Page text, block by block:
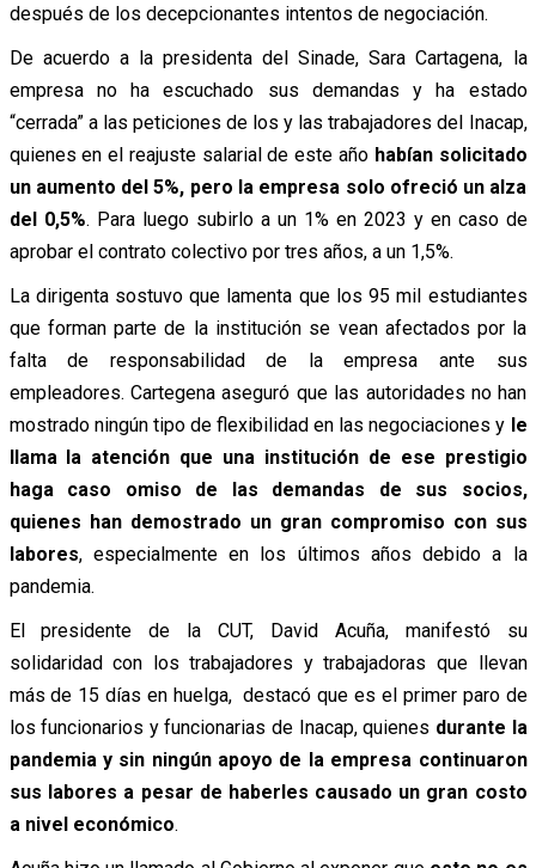
después de los decepcionantes intentos de negociación.
De acuerdo a la presidenta del Sinade, Sara Cartagena, la
empresa no ha escuchado sus demandas y ha estado
“cerrada” a las peticiones de los y las trabajadores del Inacap,
quienes en el reajuste salarial de este añohabían solicitado
un aumento del 5%, pero la empresa solo ofreció un alza
del 0,5%. Para luego subirlo a un 1% en 2023 y en caso de
aprobar el contrato colectivo por tres años, a un 1,5%.
La dirigenta sostuvo que lamenta que los 95 mil estudiantes
que forman parte de la institución se vean afectados por la
falta de responsabilidad de la empresa ante sus
empleadores. Cartegena aseguró que las autoridades no han
mostrado ningún tipo de flexibilidad en las negociaciones y le
llama la atención que una institución de ese prestigio
haga caso omiso de las demandas de sus socios,
quienes han demostrado un gran compromiso con sus
labores, especialmente en los últimos años debido a la
pandemia.
El presidente de la CUT, David Acuña, manifestó su
solidaridad con los trabajadores y trabajadoras que llevan
más de 15 días en huelga, destacó que es el primer paro de
los funcionarios y funcionarias de Inacap, quienes durante la
pandemia y sin ningún apoyo de la empresa continuaron
sus labores a pesar de haberles causado un gran costo
a nivel económico.